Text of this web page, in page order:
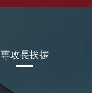
専攻長挨拶